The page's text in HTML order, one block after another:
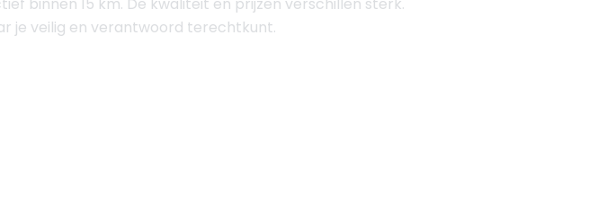
je veilig en verantwoord terechtkunt.